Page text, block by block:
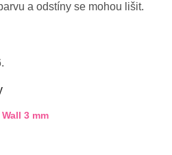
a odstíny se mohou lišit.
3 mm